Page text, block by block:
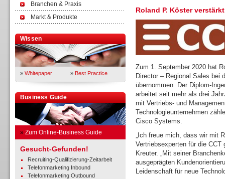
Branchen & Praxis
Markt & Produkte
Wissen
» Whitepaper » Best Practice
Business Guide
» Zum Online-Business Guide
Gesucht-Gefunden!
Recruiting-Qualifizierung-Zeitarbeit
Telefonmarketing Inbound
Telefonmarketing Outbound
Roland P. Köster
Zum 1. September 2020 hat
Director – Regional Sales bei
übernommen. Der Diplom-
arbeitet seit mehr als drei
mit Vertriebs- und
Technologieunternehmen
Cisco Systems.
„Ich freue mich, dass wir mit
Vertriebsexperten für die CCT
Kreuter. „Mit seiner
ausgeprägten
Leidenschaft für neue